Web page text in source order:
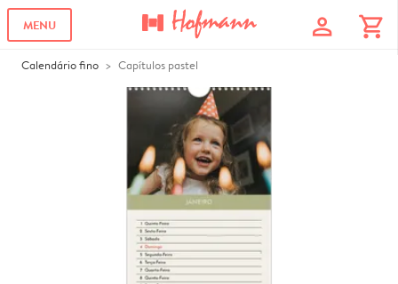
MENU profile shopping_cart
Calendário fino Capítulos pastel